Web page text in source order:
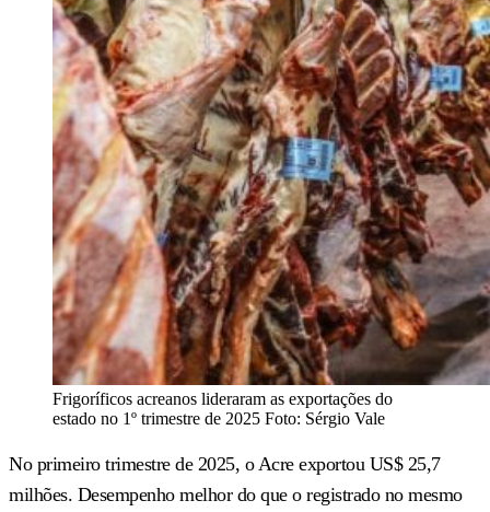
Frigoríficos acreanos lideraram as exportações do
estado no 1º trimestre de 2025 Foto: Sérgio Vale
No primeiro trimestre de 2025, o Acre exportou US$ 25,7
milhões. Desempenho melhor do que o registrado no mesmo